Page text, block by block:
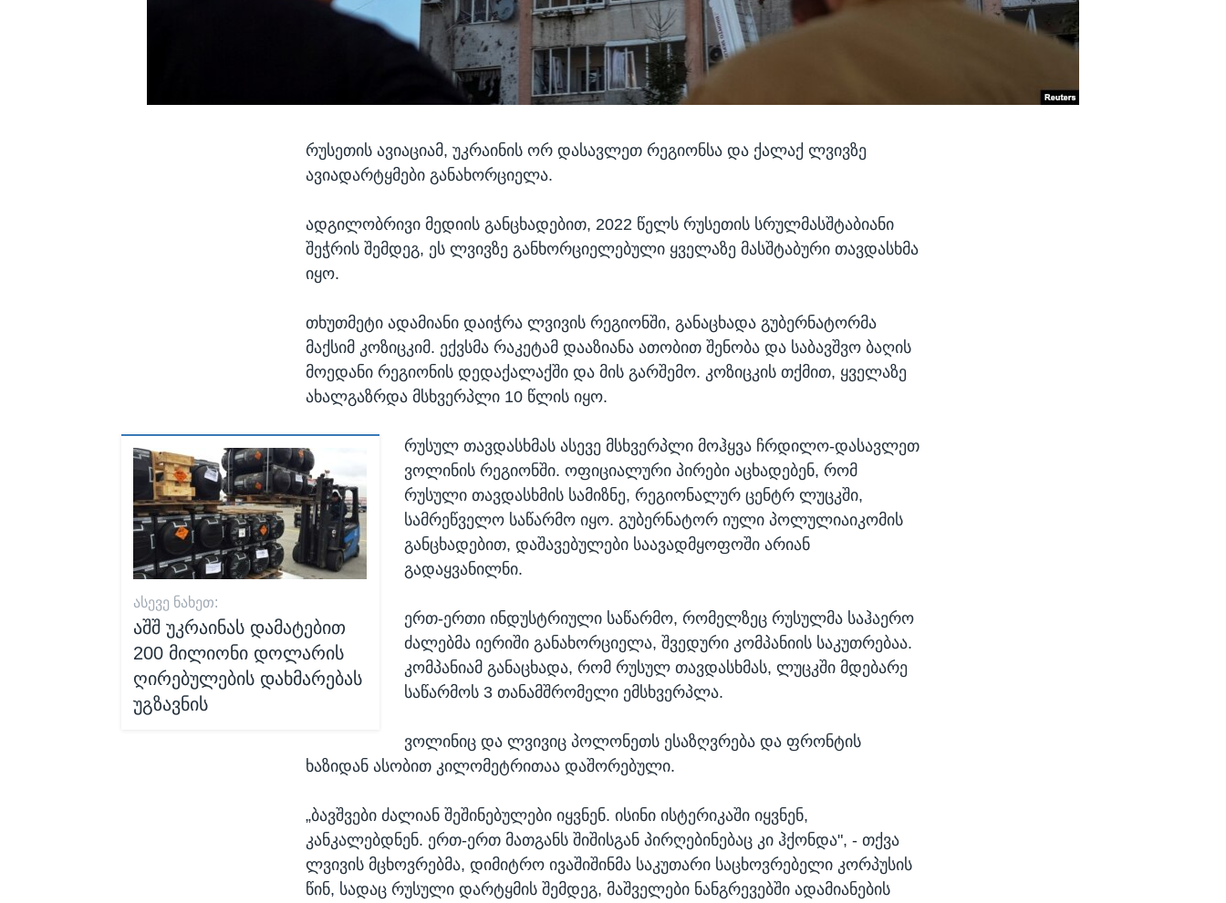
რუსეთის ავიაციამ, უკრაინის ორ დასავლეთ რეგიონსა და ქალაქ ლვივზე
ავიადარტყმები განახორციელა.
ადგილობრივი მედიის განცხადებით, 2022 წელს რუსეთის სრულმასშტაბიანი
შეჭრის შემდეგ, ეს ლვივზე განხორციელებული ყველაზე მასშტაბური თავდასხმა
იყო.
თხუთმეტი ადამიანი დაიჭრა ლვივის რეგიონში, განაცხადა გუბერნატორმა
მაქსიმ კოზიცკიმ. ექვსმა რაკეტამ დააზიანა ათობით შენობა და საბავშვო ბაღის
მოედანი რეგიონის დედაქალაქში და მის გარშემო. კოზიცკის თქმით, ყველაზე
ახალგაზრდა მსხვერპლი 10 წლის იყო.
ᲐᲡᲔᲕᲔ ᲜᲐᲮᲔᲗ:
აშშ უკრაინას დამატებით
200 მილიონი დოლარის
ღირებულების დახმარებას
უგზავნის
რუსულ თავდასხმას ასევე მსხვერპლი მოჰყვა ჩრდილო-დასავლეთ
ვოლინის რეგიონში. ოფიციალური პირები აცხადებენ, რომ
რუსული თავდასხმის სამიზნე, რეგიონალურ ცენტრ ლუცკში,
სამრეწველო საწარმო იყო. გუბერნატორ იული პოლულიაიკომის
განცხადებით, დაშავებულები საავადმყოფოში არიან
გადაყვანილნი.
ერთ-ერთი ინდუსტრიული საწარმო, რომელზეც რუსულმა საჰაერო
ძალებმა იერიში განახორციელა, შვედური კომპანიის საკუთრებაა.
კომპანიამ განაცხადა, რომ რუსულ თავდასხმას, ლუცკში მდებარე
საწარმოს 3 თანამშრომელი ემსხვერპლა.
ვოლინიც და ლვივიც პოლონეთს ესაზღვრება და ფრონტის
ხაზიდან ასობით კილომეტრითაა დაშორებული.
„ბავშვები ძალიან შეშინებულები იყვნენ. ისინი ისტერიკაში იყვნენ,
კანკალებდნენ. ერთ-ერთ მათგანს შიშისგან პირღებინებაც კი ჰქონდა", - თქვა
ლვივის მცხოვრებმა, დიმიტრო ივაშიშინმა საკუთარი საცხოვრებელი კორპუსის
წინ, სადაც რუსული დარტყმის შემდეგ, მაშველები ნანგრევებში ადამიანების